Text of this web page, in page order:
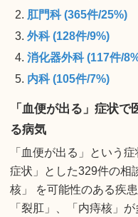
肛門科 (365件/25%)
外科 (128件/9%)
消化器外科 (117件/
内科 (105件/7%)
「血便が出る」症状
る病気
「血便が出る」という
症状」とした329件の相
核」 を可能性のある疾
「裂肛」、「内痔核」